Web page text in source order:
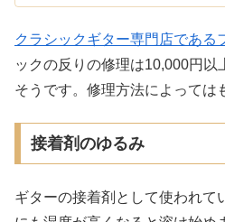
クラシックギター専門店である
ックの反りの修理は10,000円以
そうです。修理方法によっては
接着剤のゆるみ
ギターの接着剤として使われて